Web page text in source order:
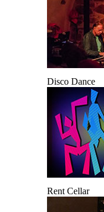
Disco Dance
Rent Cellar